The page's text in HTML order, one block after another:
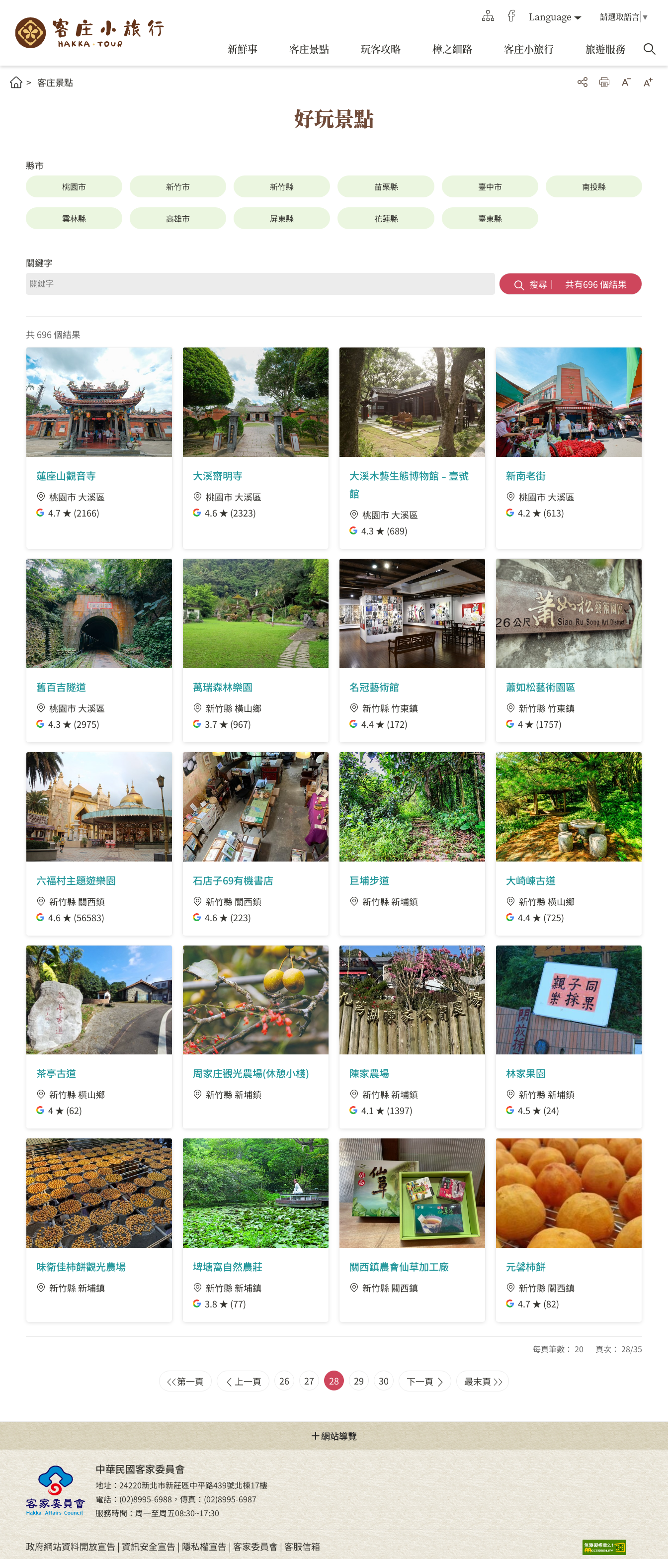
Language 請選取語言 ▼
新鮮事 客庄景點 玩客攻略 樟之細路 客庄小旅行 旅遊服務
客庄景點
好玩景點
縣市
桃園市 新竹市 新竹縣 苗栗縣 臺中市 南投縣
雲林縣 高雄市 屏東縣 花蓮縣 臺東縣
關鍵字
搜尋｜ 共有696個結果
共 696 個結果
蓮座山觀音寺
桃園市 大溪區
4.7 ★ (2166)
大溪齋明寺
桃園市 大溪區
4.6 ★ (2323)
大溪木藝生態博物館﹣壹號
館
桃園市 大溪區
4.3 ★ (689)
新南老街
桃園市 大溪區
4.2 ★ (613)
舊百吉隧道
桃園市 大溪區
4.3 ★ (2975)
萬瑞森林樂園
新竹縣 橫山鄉
3.7 ★ (967)
名冠藝術館
新竹縣 竹東鎮
4.4 ★ (172)
蕭如松藝術園區
新竹縣 竹東鎮
4 ★ (1757)
六福村主題遊樂園
新竹縣 關西鎮
4.6 ★ (56583)
石店子69有機書店
新竹縣 關西鎮
4.6 ★ (223)
巨埔步道
新竹縣 新埔鎮
大崎崠古道
新竹縣 橫山鄉
4.4 ★ (725)
茶亭古道
新竹縣 橫山鄉
4 ★ (62)
周家庄觀光農場(休憩小棧)
新竹縣 新埔鎮
陳家農場
新竹縣 新埔鎮
4.1 ★ (1397)
林家果園
新竹縣 新埔鎮
4.5 ★ (24)
味衛佳柿餅觀光農場
新竹縣 新埔鎮
埤塘窩自然農莊
新竹縣 新埔鎮
3.8 ★ (77)
關西鎮農會仙草加工廠
新竹縣 關西鎮
元馨柿餅
新竹縣 關西鎮
4.7 ★ (82)
每頁筆數： 20 頁次： 28/35
第一頁 上一頁 26 27 28 29 30 下一頁 最末頁
網站導覽
中華民國客家委員會
地址：24220新北市新莊區中平路439號北棟17樓
電話：(02)8995-6988，傳真：(02)8995-6987
服務時間：周一至周五08:30~17:30
政府網站資料開放宣告|資訊安全宣告| 隱私權宣告 | 客家委員會| 客服信箱